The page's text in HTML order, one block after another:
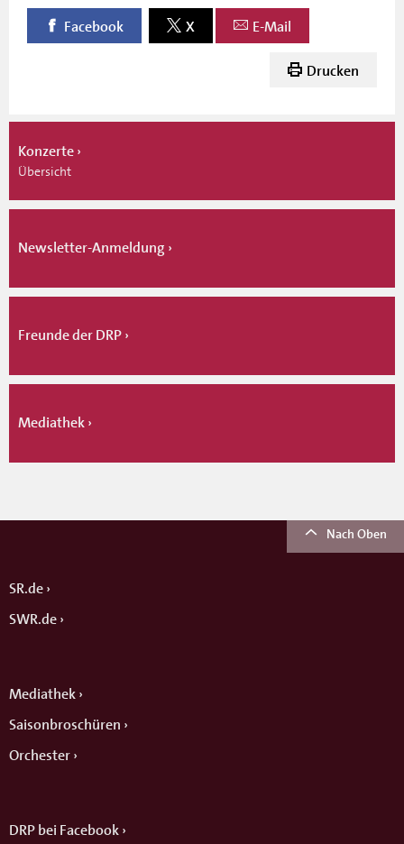
Facebook X E-Mail
Drucken
Konzerte
Übersicht
Newsletter-Anmeldung
Freunde der DRP
Mediathek
Nach Oben
SR.de
SWR.de
Mediathek
Saisonbroschüren
Orchester
DRP bei Facebook